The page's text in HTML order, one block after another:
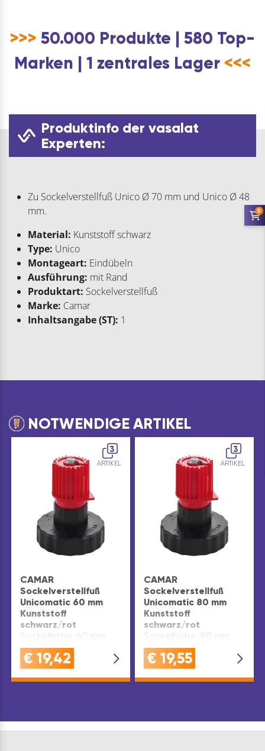
>>> 50.000 Produkte | 580 Top-
Marken | 1 zentrales Lager <<<
Produktinfo der vasalat
Experten:
Zu Sockelverstellfuß Unico Ø 70 mm und Unico Ø 48
mm.
Material: Kunststoff schwarz
Type: Unico
Montageart: Eindübeln
Ausführung: mit Rand
Produktart: Sockelverstellfuß
Marke: Camar
Inhaltsangabe (ST): 1
NOTWENDIGE ARTIKEL
3
ARTIKEL
CAMAR
Sockelverstellfuß
Unicomatic 60 mm
Kunststoff
schwarz/rot
Sockelhöhe: 60 mm
€ 19,42
3
ARTIKEL
CAMAR
Sockelverstellfuß
Unicomatic 80 mm
Kunststoff
schwarz/rot
Sockelhöhe: 80 mm
€ 19,55
0